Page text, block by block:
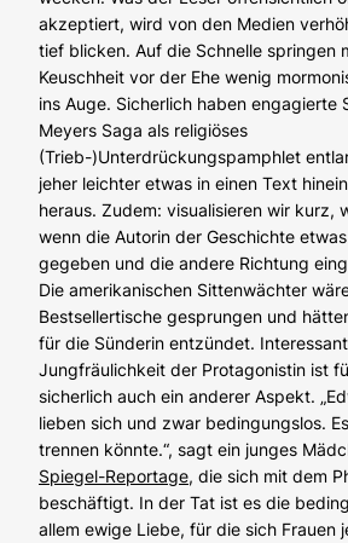
akzeptiert, wird von den Medien
tief blicken. Auf die Schnelle springen
Keuschheit vor der Ehe wenig
ins Auge. Sicherlich haben engagierte
Meyers Saga als religiöses
(Trieb-)Unterdrückungspamphlet
jeher leichter etwas in einen Text
heraus. Zudem: visualisieren wir kurz,
wenn die Autorin der Geschichte
gegeben und die andere Richtung
Die amerikanischen Sittenwächter
Bestsellertische gesprungen und
für die Sünderin entzündet.
Jungfräulichkeit der Protagonistin ist
sicherlich auch ein anderer Aspekt.
lieben sich und zwar bedingungslos.
trennen könnte.“, sagt ein junges
Spiegel-Reportage, die sich mit dem
beschäftigt. In der Tat ist es die
allem ewige Liebe, für die sich Frauen